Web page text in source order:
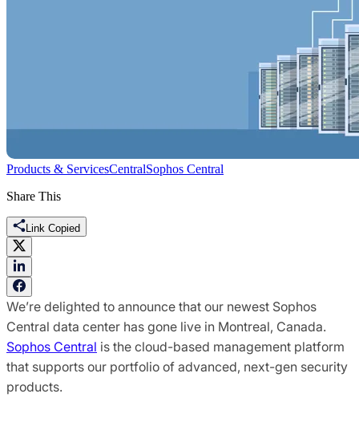
Products & ServicesCentralSophos Central
Share This
Link Copied
We’re delighted to announce that our newest Sophos
Central data center has gone live in Montreal, Canada.
Sophos Central is the cloud-based management platform
that supports our portfolio of advanced, next-gen security
products.